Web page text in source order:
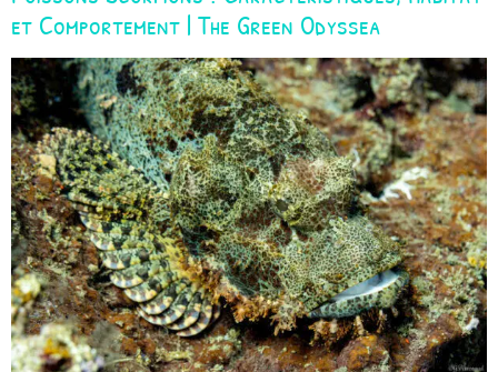
et Comportement | The Green Odyssea